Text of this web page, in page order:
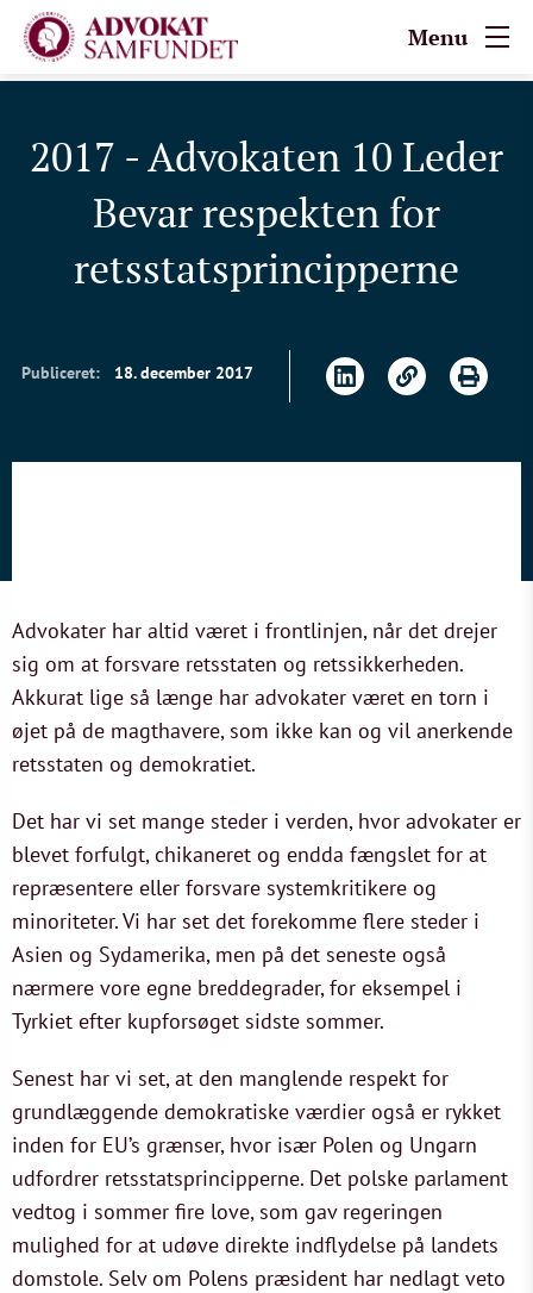
Menu
2017 - Advokaten 10 Leder
Bevar respekten for
retsstatsprincipperne
Publiceret: 18. december 2017
Advokater har altid været i frontlinjen, når det drejer
sig om at forsvare retsstaten og retssikkerheden.
Akkurat lige så længe har advokater været en torn i
øjet på de magthavere, som ikke kan og vil anerkende
retsstaten og demokratiet.
Det har vi set mange steder i verden, hvor advokater er
blevet forfulgt, chikaneret og endda fængslet for at
repræsentere eller forsvare systemkritikere og
minoriteter. Vi har set det forekomme flere steder i
Asien og Sydamerika, men på det seneste også
nærmere vore egne breddegrader, for eksempel i
Tyrkiet efter kupforsøget sidste sommer.
Senest har vi set, at den manglende respekt for
grundlæggende demokratiske værdier også er rykket
inden for EU’s grænser, hvor især Polen og Ungarn
udfordrer retsstatsprincipperne. Det polske parlament
vedtog i sommer fire love, som gav regeringen
mulighed for at udøve direkte indflydelse på landets
domstole. Selv om Polens præsident har nedlagt veto